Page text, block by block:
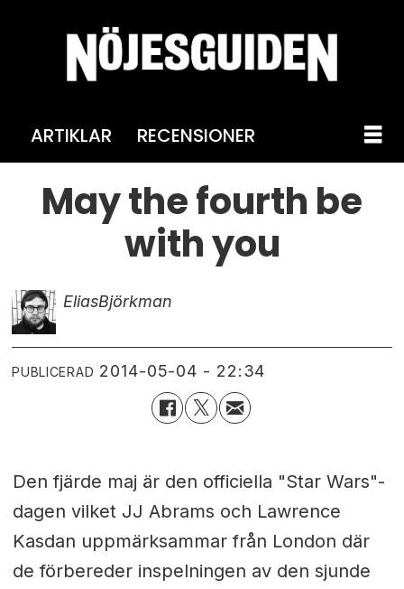
ARTIKLAR RECENSIONER
May the fourth be
with you
EliasBjörkman
PUBLICERAD 2014-05-04 - 22:34
Den fjärde maj är den officiella "Star Wars"-
dagen vilket JJ Abrams och Lawrence
Kasdan uppmärksammar från London där
de förbereder inspelningen av den sjunde